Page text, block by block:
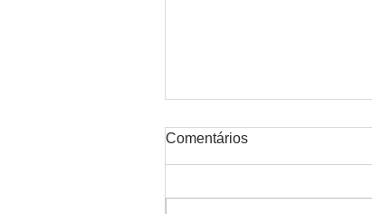
Comentários